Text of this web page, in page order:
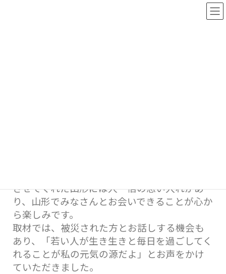
させてくれた山形には人一倍の思い入れがあ
り、山形でみなさんとお会いできることが心か
ら楽しみです。
取材では、被災された方とお話しする機会も
あり、「若い人が生き生きと毎日を過ごしてく
れることが私の元気の源だよ」とお声をかけ
ていただきました。